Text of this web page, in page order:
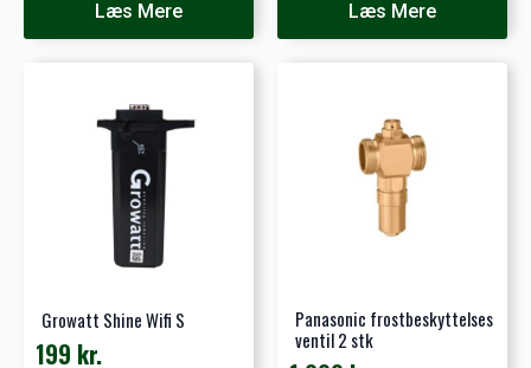
Læs Mere Læs Mere
Growatt Shine Wifi S
199 kr.
Panasonic frostbeskyttelses
ventil 2 stk